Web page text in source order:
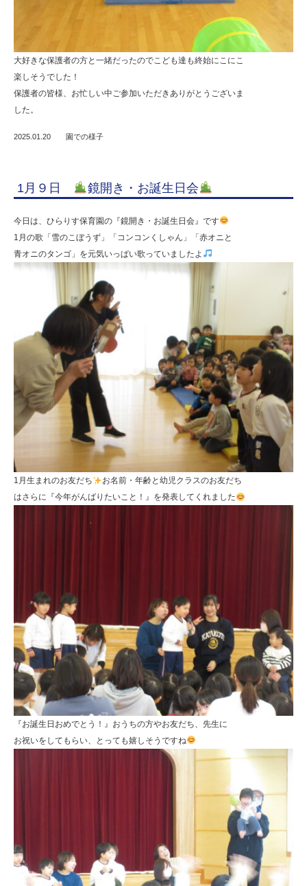
大好きな保護者の方と一緒だったのでこども達も終始にこにこ
楽しそうでした！
保護者の皆様、お忙しい中ご参加いただきありがとうございま
した。
2025.01.20 園での様子
1月９日 鏡開き・お誕生日会
今日は、ひらりす保育園の『鏡開き・お誕生日会』です
1月の歌「雪のこぼうず」「コンコンくしゃん」「赤オニと
青オニのタンゴ」を元気いっぱい歌っていましたよ
1月生まれのお友だち
お名前・年齢と幼児クラスのお友だち
はさらに『今年がんばりたいこと！』を発表してくれました
『お誕生日おめでとう！』おうちの方やお友だち、先生に
お祝いをしてもらい、とっても嬉しそうですね